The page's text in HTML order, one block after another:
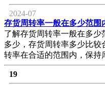
2024-07
存货周转率一般在多少范围
了解存货周转率一般在多
多少，存货周转率多少比较
转率在合适的范围内，保持
19